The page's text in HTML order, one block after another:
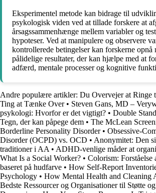
Eksperimentel metode kan bidrage til
psykologisk viden ved at tillade forskere at
årsagssammenhænge mellem variabler og
hypoteser. Ved at manipulere og observere
kontrollerede betingelser kan forskerne opnå
pålidelige resultater, der kan hjælpe med at
adfærd, mentale processer og kognitive
Andre populære artikler: Du Overvejer at Ringe
Ting at Tænke Over• Steven Gans, MD –
psykologi: Hvorfor er det vigtigt? • Double
Tegn, der kan påpege dem • The McLean
Borderline Personality Disorder• Obsessive-
Disorder (OCPD) vs. OCD • Anonymitet: Den
traditioner i AA • ADHD-venlige måder at
What Is a Social Worker? • Colorism: Forståelse
baseret på hudfarve • How Self-Report
Psychology • How Mental Health and Cleaning
Bedste Ressourcer og Organisationer til Støtte